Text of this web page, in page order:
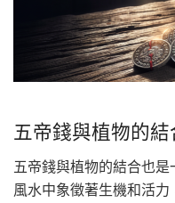
五帝錢與植物的結
五帝錢與植物的結合也
風水中象徵著生機和活